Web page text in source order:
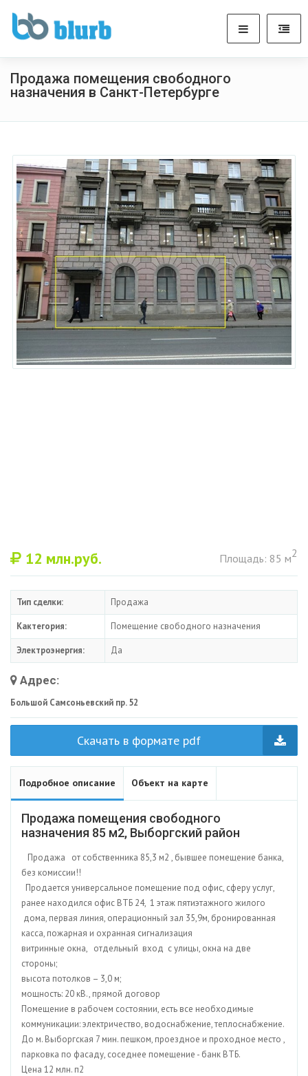
Продажа помещения свободного
назначения в Санкт-Петербурге
12 млн.руб. Площадь: 85 м2
Тип сделки: Продажа
Кактегория: Помещение свободного назначения
Электроэнергия: Да
Адрес:
Большой Самсоньевский пр. 52
Скачать в формате pdf
Подробное описание Объект на карте
Продажа помещения свободного
назначения 85 м2, Выборгский район
Продажа от собственника 85,3 м2 , бывшее помещение банка,
без комиссии!!
Продается универсальное помещение под офис, сферу услуг,
ранее находился офис ВТБ 24, 1 этаж пятиэтажного жилого
дома, первая линия, операционный зал 35,9м, бронированная
касса, пожарная и охранная сигнализация
витринные окна, отдельный вход с улицы, окна на две
стороны;
высота потолков – 3,0 м;
мощность: 20 кВ., прямой договор
Помещение в рабочем состоянии, есть все необходимые
коммуникации: электричество, водоснабжение, теплоснабжение.
До м. Выборгская 7 мин. пешком, проездное и проходное место ,
парковка по фасаду, соседнее помещение - банк ВТБ.
Цена 12 млн. п2